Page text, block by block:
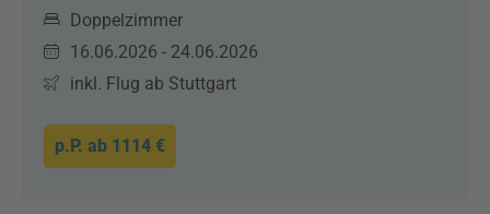
Doppelzimmer
16.06.2026 - 24.06.2026
inkl. Flug ab Stuttgart
p.P. ab 1114 €